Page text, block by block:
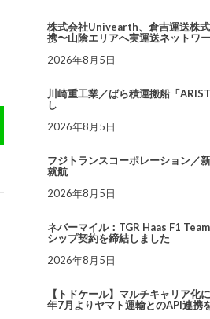
株式会社Univearth、倉吉運送株
携〜山陰エリアへ実運送ネットワ
2026年8月5日
川崎重工業／ばら積運搬船「
し
2026年8月5日
フジトランスコーポレーション／
就航
2026年8月5日
ネバーマイル：TGR Haas F1
シップ契約を締結しました
2026年8月5日
【トドケール】マルチキャリア化
年7月よりヤマト運輸とのAPI連携